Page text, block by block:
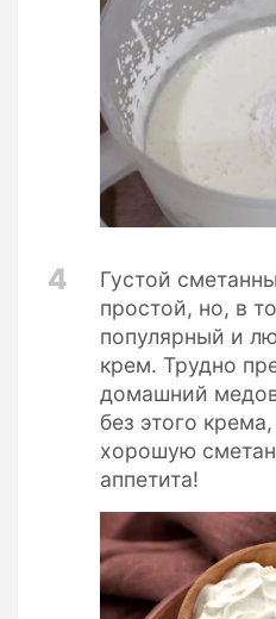
4
Густой
простой, но, в
популярный и
крем. Трудно
домашний
без этого
хорошую
аппетита!